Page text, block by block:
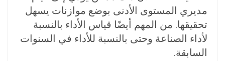
مديري المستوى الأدنى بوضع موازنات يسهل
تحقيقها. من المهم أيضًا قياس الأداء بالنسبة
لأداء الصناعة وحتى بالنسبة للأداء في السنوات
السابقة.